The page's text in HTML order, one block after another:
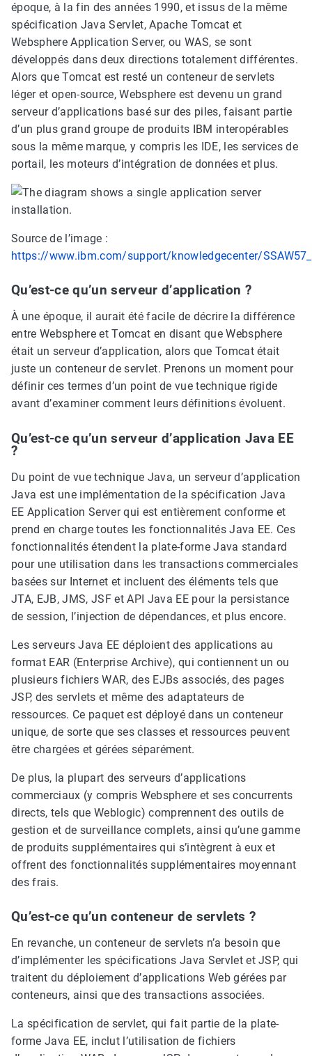
époque, à la fin des années 1990, et issus de la même
spécification Java Servlet, Apache Tomcat et
Websphere Application Server, ou WAS, se sont
développés dans deux directions totalement différentes.
Alors que Tomcat est resté un conteneur de servlets
léger et open-source, Websphere est devenu un grand
serveur d’applications basé sur des piles, faisant partie
d’un plus grand groupe de produits IBM interopérables
sous la même marque, y compris les IDE, les services de
portail, les moteurs d’intégration de données et plus.
Source de l’image :
https://www.ibm.com/support/knowledgecenter/
Qu’est-ce qu’un serveur d’application ?
À une époque, il aurait été facile de décrire la différence
entre Websphere et Tomcat en disant que Websphere
était un serveur d’application, alors que Tomcat était
juste un conteneur de servlet. Prenons un moment pour
définir ces termes d’un point de vue technique rigide
avant d’examiner comment leurs définitions évoluent.
Qu’est-ce qu’un serveur d’application Java EE
?
Du point de vue technique Java, un serveur d’application
Java est une implémentation de la spécification Java
EE Application Server qui est entièrement conforme et
prend en charge toutes les fonctionnalités Java EE. Ces
fonctionnalités étendent la plate-forme Java standard
pour une utilisation dans les transactions commerciales
basées sur Internet et incluent des éléments tels que
JTA, EJB, JMS, JSF et API Java EE pour la persistance
de session, l’injection de dépendances, et plus encore.
Les serveurs Java EE déploient des applications au
format EAR (Enterprise Archive), qui contiennent un ou
plusieurs fichiers WAR, des EJBs associés, des pages
JSP, des servlets et même des adaptateurs de
ressources. Ce paquet est déployé dans un conteneur
unique, de sorte que ses classes et ressources peuvent
être chargées et gérées séparément.
De plus, la plupart des serveurs d’applications
commerciaux (y compris Websphere et ses concurrents
directs, tels que Weblogic) comprennent des outils de
gestion et de surveillance complets, ainsi qu’une gamme
de produits supplémentaires qui s’intègrent à eux et
offrent des fonctionnalités supplémentaires moyennant
des frais.
Qu’est-ce qu’un conteneur de servlets ?
En revanche, un conteneur de servlets n’a besoin que
d’implémenter les spécifications Java Servlet et JSP, qui
traitent du déploiement d’applications Web gérées par
conteneurs, ainsi que des transactions associées.
La spécification de servlet, qui fait partie de la plate-
forme Java EE, inclut l’utilisation de fichiers